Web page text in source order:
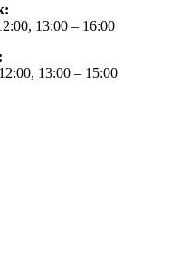
13:00 – 16:00
13:00 – 15:00